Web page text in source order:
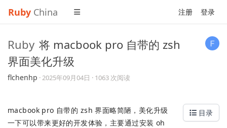
Ruby China 注册 登录
Ruby 将 macbook pro 自带的 zsh
界面美化升级
flchenhp ·2025年09月04日 · 1063 次阅读
目录
macbook pro 自带的 zsh 界面略简陋，美化升级
一下可以带来更好的开发体验，主要通过安装 oh